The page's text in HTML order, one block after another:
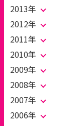
2013年
2012年
2011年
2010年
2009年
2008年
2007年
2006年